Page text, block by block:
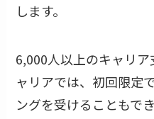
します。
6,000人以上のキャリ
ャリアでは、初回限定
ングを受けることもでき